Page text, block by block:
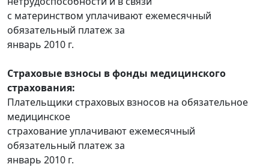
с материнством уплачивают ежемесячный
обязательный платеж за
январь 2010 г.
Страховые взносы в фонды медицинского
страхования:
Плательщики страховых взносов на обязательное
медицинское
страхование уплачивают ежемесячный
обязательный платеж за
январь 2010 г.